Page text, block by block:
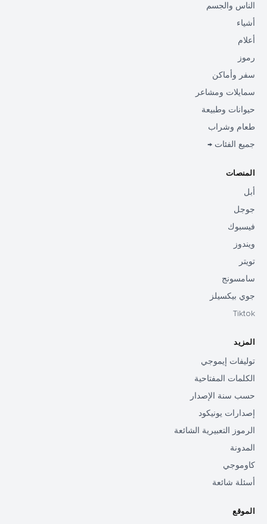
الناس والجسم
أشياء
أعلام
رموز
سفر وأماكن
سمايلات ومشاعر
حيوانات وطبيعة
طعام وشراب
جميع الفئات →
المنصات
أبل
جوجل
فيسبوك
ويندوز
تويتر
سامسونج
جوي بيكسيلز
Tiktok
المزيد
توليفات إيموجي
الكلمات المفتاحية
حسب سنة الإصدار
إصدارات يونيكود
الرموز التعبيرية الشائعة
المدونة
كاوموجي
أسئلة شائعة
الموقع